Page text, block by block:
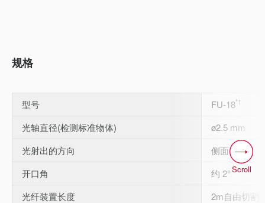
规格
型号 FU-18*1
光轴直径(检测标准物体)
ø2.5 mm
光射出的方向
侧面
开口角
约 2°
光纤装置长度
2m自由切割
Scroll